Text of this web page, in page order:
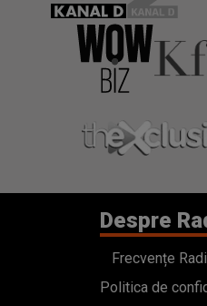
Despre
Frecvențe
Politica de